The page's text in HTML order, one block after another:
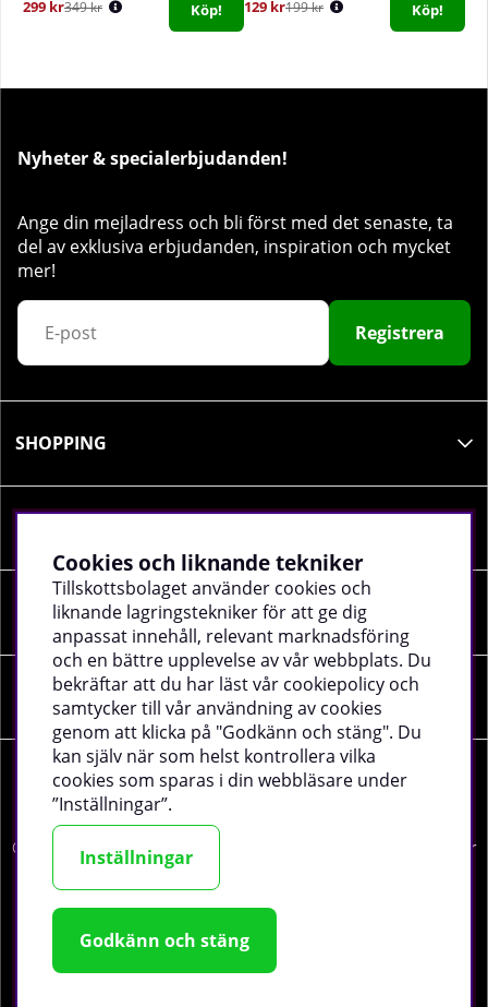
299 kr349 kr Köp! 129 kr199 kr Köp!
Nyheter & specialerbjudanden!
Ange din mejladress och bli först med det senaste, ta
del av exklusiva erbjudanden, inspiration och mycket
mer!
Registrera
SHOPPING
SOCIALA MEDIER
FÖRETAGSUPPGIFTER
© 2026 tillskottsbolaget.se. Vi använder cookies -
läs mer
Cookies och liknande tekniker
Tillskottsbolaget använder cookies och
liknande lagringstekniker för att ge dig
anpassat innehåll, relevant marknadsföring
och en bättre upplevelse av vår webbplats. Du
bekräftar att du har läst vår cookiepolicy och
samtycker till vår användning av cookies
genom att klicka på "Godkänn och stäng". Du
kan själv när som helst kontrollera vilka
cookies som sparas i din webbläsare under
”Inställningar”.
Inställningar
Godkänn och stäng